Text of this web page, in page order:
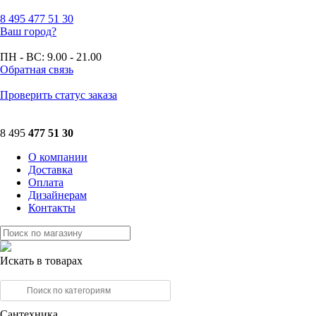
8 495 477 51 30
Ваш город?
ПН - ВС: 9.00 - 21.00
Обратная связь
Проверить статус заказа
8 495 477 51 30
О компании
Доставка
Оплата
Дизайнерам
Контакты
Искать в товарах